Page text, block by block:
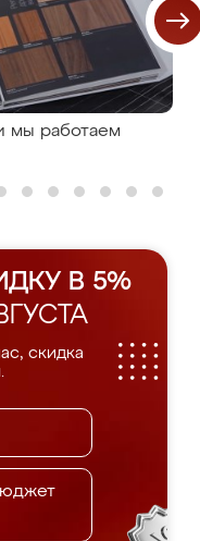
мы работаем
В 5%
скидка